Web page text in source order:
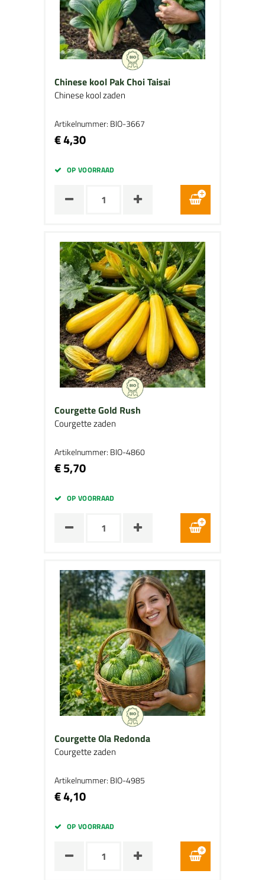
Chinese kool Pak Choi Taisai
Chinese kool zaden
Artikelnummer: BIO-3667
€ 4,30
OP VOORRAAD
Courgette Gold Rush
Courgette zaden
Artikelnummer: BIO-4860
€ 5,70
OP VOORRAAD
Courgette Ola Redonda
Courgette zaden
Artikelnummer: BIO-4985
€ 4,10
OP VOORRAAD